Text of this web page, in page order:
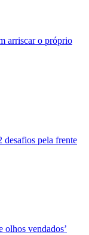
arriscar o próprio
desafios pela frente
olhos vendados’